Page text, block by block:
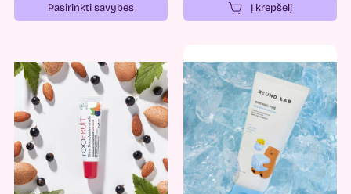
Pasirinkti savybes Į krepšelį